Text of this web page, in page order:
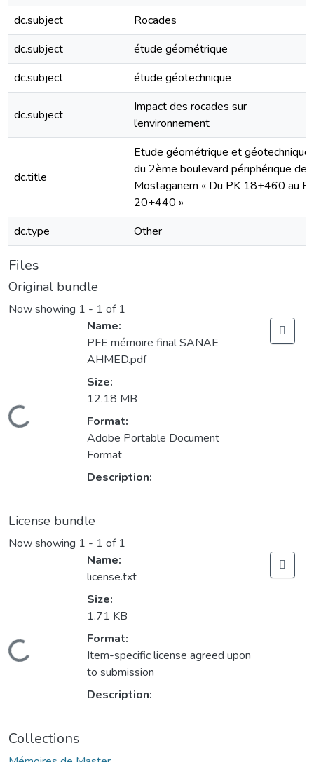
dc.subject
Rocades
dc.subject
étude géométrique
dc.subject
étude géotechnique
dc.subject
Impact des rocades sur
l’environnement
dc.title
Etude géométrique et géotechnique
du 2ème boulevard périphérique de
Mostaganem « Du PK 18+460 au
20+440 »
dc.type
Other
Files
Original bundle
Now showing 1 - 1 of 1
Loading...
Name:
PFE mémoire final SANAE
AHMED.pdf
Size:
12.18 MB
Format:
Adobe Portable Document
Format
Description:
License bundle
Now showing 1 - 1 of 1
Loading...
Name:
license.txt
Size:
1.71 KB
Format:
Item-specific license agreed upon
to submission
Description:
Collections